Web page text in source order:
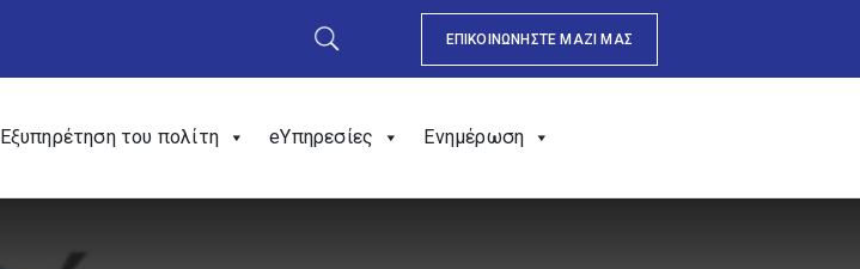
ΕΠΙΚΟΙΝΩΝΗΣΤΕ ΜΑΖΙ ΜΑΣ
Εξυπηρέτηση του πολίτη eΥπηρεσίες Ενημέρωση